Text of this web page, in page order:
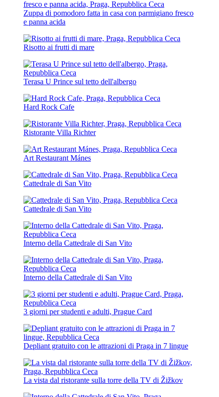
Zuppa di pomodoro fatta in casa con parmigiano fresco
e panna acida
Risotto ai frutti di mare
Terasa U Prince sul tetto dell'albergo
Hard Rock Cafe
Ristorante Villa Richter
Art Restaurant Mánes
Cattedrale di San Vito
Cattedrale di San Vito
Interno della Cattedrale di San Vito
Interno della Cattedrale di San Vito
3 giorni per studenti e adulti, Prague Card
Depliant gratuito con le attrazioni di Praga in 7 lingue
La vista dal ristorante sulla torre della TV di Žižkov